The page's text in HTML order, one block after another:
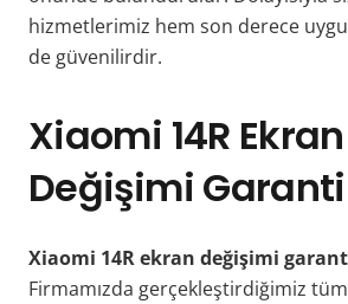
hizmetlerimiz hem son derece
de güvenilirdir.
Xiaomi 14R Ekran
Değişimi Garanti
Xiaomi 14R ekran değişimi
Firmamızda gerçekleştirdiğimiz